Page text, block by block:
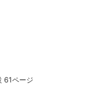
61ページ